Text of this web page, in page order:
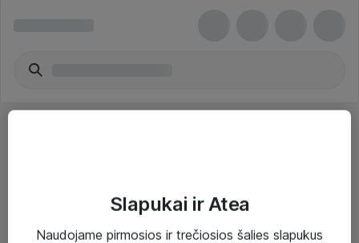
Slapukai ir Atea
Naudojame pirmosios ir trečiosios šalies slapukus